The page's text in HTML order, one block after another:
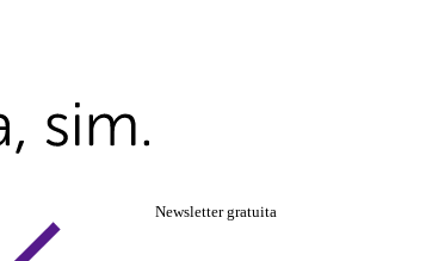
Newsletter gratuita